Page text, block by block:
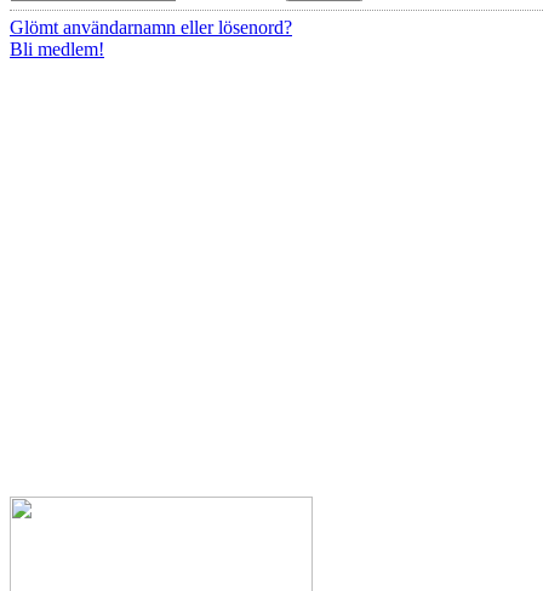
Glömt användarnamn eller lösenord?
Bli medlem!